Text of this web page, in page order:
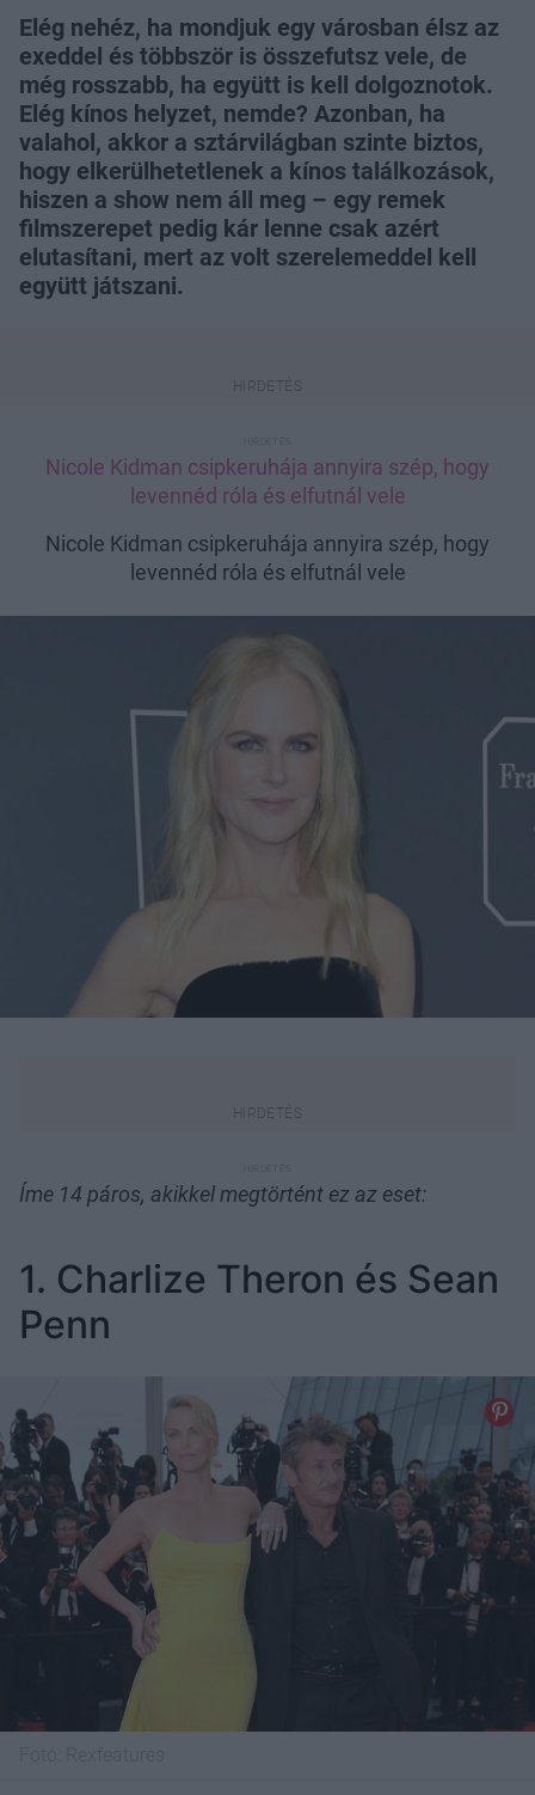
Elég nehéz, ha mondjuk egy városban élsz az
exeddel és többször is összefutsz vele, de
még rosszabb, ha együtt is kell dolgoznotok.
Elég kínos helyzet, nemde? Azonban, ha
valahol, akkor a sztárvilágban szinte biztos,
hogy elkerülhetetlenek a kínos találkozások,
hiszen a show nem áll meg – egy remek
filmszerepet pedig kár lenne csak azért
elutasítani, mert az volt szerelemeddel kell
együtt játszani.
Nicole Kidman csipkeruhája annyira szép, hogy
levennéd róla és elfutnál vele
Nicole Kidman csipkeruhája annyira szép, hogy
levennéd róla és elfutnál vele
Íme 14 páros, akikkel megtörtént ez az eset:
1. Charlize Theron és Sean
Penn